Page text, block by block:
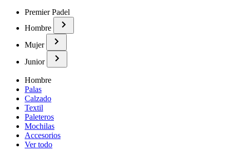
Premier Padel
Hombre
Mujer
Junior
Hombre
Palas
Calzado
Textil
Paleteros
Mochilas
Accesorios
Ver todo